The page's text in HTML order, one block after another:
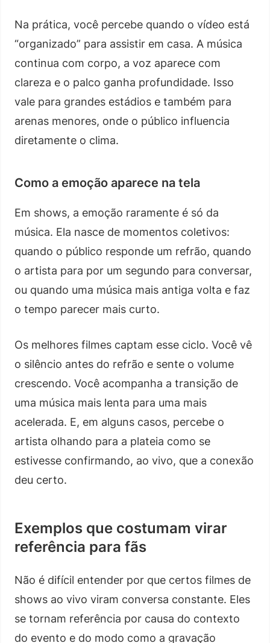
Na prática, você percebe quando o vídeo está
“organizado” para assistir em casa. A música
continua com corpo, a voz aparece com
clareza e o palco ganha profundidade. Isso
vale para grandes estádios e também para
arenas menores, onde o público influencia
diretamente o clima.
Como a emoção aparece na tela
Em shows, a emoção raramente é só da
música. Ela nasce de momentos coletivos:
quando o público responde um refrão, quando
o artista para por um segundo para conversar,
ou quando uma música mais antiga volta e faz
o tempo parecer mais curto.
Os melhores filmes captam esse ciclo. Você vê
o silêncio antes do refrão e sente o volume
crescendo. Você acompanha a transição de
uma música mais lenta para uma mais
acelerada. E, em alguns casos, percebe o
artista olhando para a plateia como se
estivesse confirmando, ao vivo, que a conexão
deu certo.
Exemplos que costumam virar
referência para fãs
Não é difícil entender por que certos filmes de
shows ao vivo viram conversa constante. Eles
se tornam referência por causa do contexto
do evento e do modo como a gravação